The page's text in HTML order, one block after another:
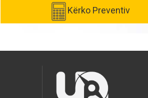
Kërko Preventiv